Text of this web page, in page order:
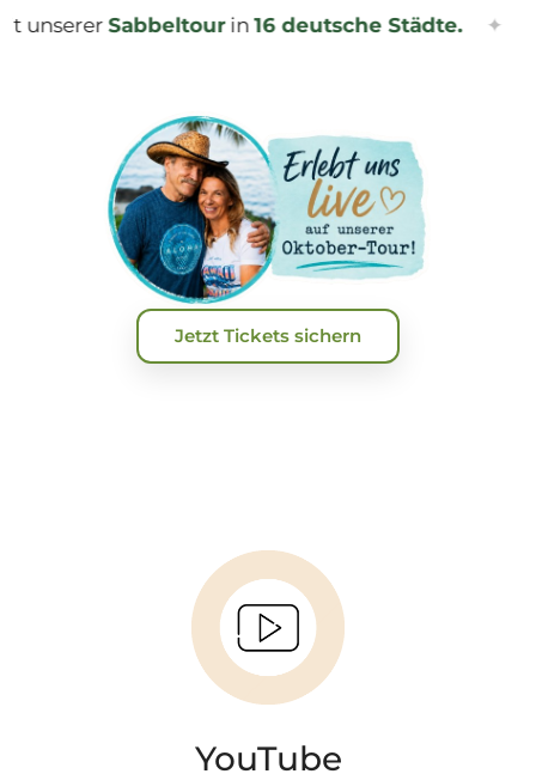
Sabbeltourin16 deutsche Städte. ✦
Jetzt Tickets sichern
YouTube